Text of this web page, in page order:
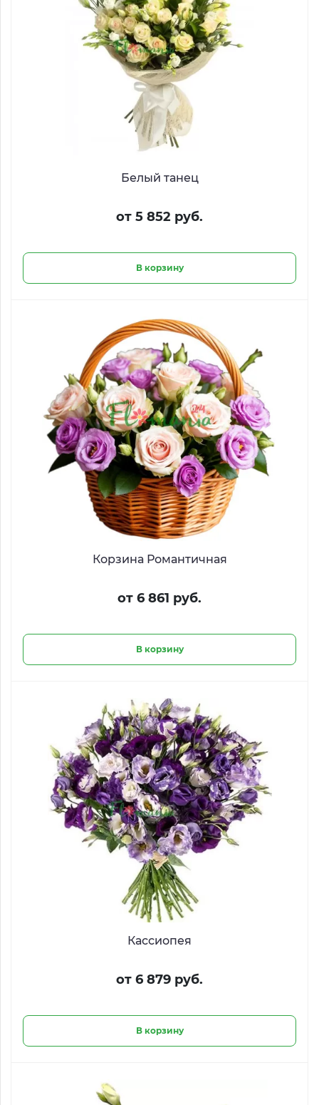
Белый танец
от 5 852 руб.
В корзину
Корзина Романтичная
от 6 861 руб.
В корзину
Кассиопея
от 6 879 руб.
В корзину